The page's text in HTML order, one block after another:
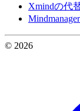
Xmindの代
© 2026